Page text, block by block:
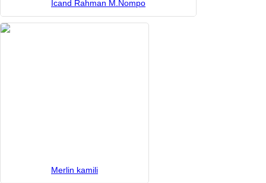
Icand Rahman M.Nompo
Merlin kamili